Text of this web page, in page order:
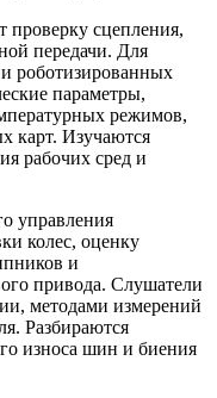
проверку сцепления,
передачи. Для
роботизированных
параметры,
режимов,
карт. Изучаются
рабочих сред и
управления
колес, оценку
и
привода. Слушатели
методами измерений
Разбираются
износа шин и биения